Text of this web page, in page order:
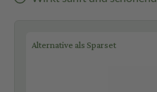
Alternative als Sparset